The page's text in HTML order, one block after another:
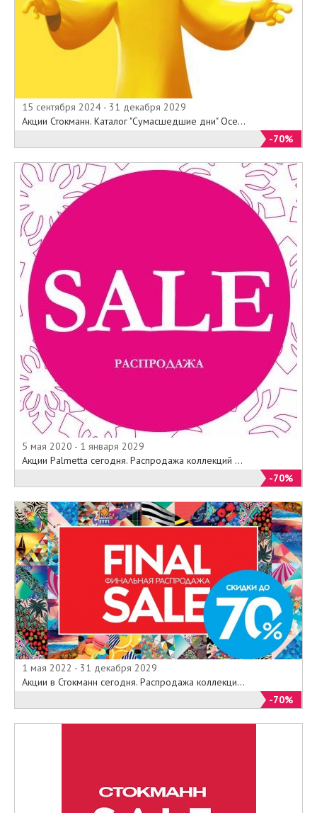
15 сентября 2024 - 31 декабря 2029
Акции Стокманн. Каталог "Сумасшедшие дни" Осе...
-70%
5 мая 2020 - 1 января 2029
Акции Palmetta сегодня. Распродажа коллекций ...
-70%
1 мая 2022 - 31 декабря 2029
Акции в Стокманн сегодня. Распродажа коллекци...
-70%